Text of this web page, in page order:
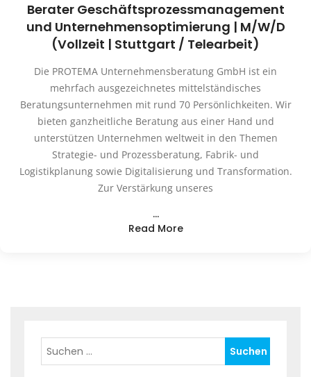
Berater Geschäftsprozessmanagement
und Unternehmensoptimierung | M/W/D
(Vollzeit | Stuttgart / Telearbeit)
Die PROTEMA Unternehmensberatung GmbH ist ein
mehrfach ausgezeichnetes mittelständisches
Beratungsunternehmen mit rund 70 Persönlichkeiten. Wir
bieten ganzheitliche Beratung aus einer Hand und
unterstützen Unternehmen weltweit in den Themen
Strategie- und Prozessberatung, Fabrik- und
Logistikplanung sowie Digitalisierung und Transformation.
Zur Verstärkung unseres
…
Read More